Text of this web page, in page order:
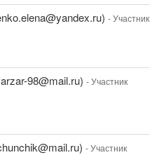
- Участник
98@mail.ru) - Участник
- Участник